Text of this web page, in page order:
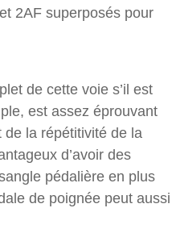
2AF superposés pour
de cette voie s’il est
est assez éprouvant
de la répétitivité de la
d’avoir des
pédalière en plus
de poignée peut aussi